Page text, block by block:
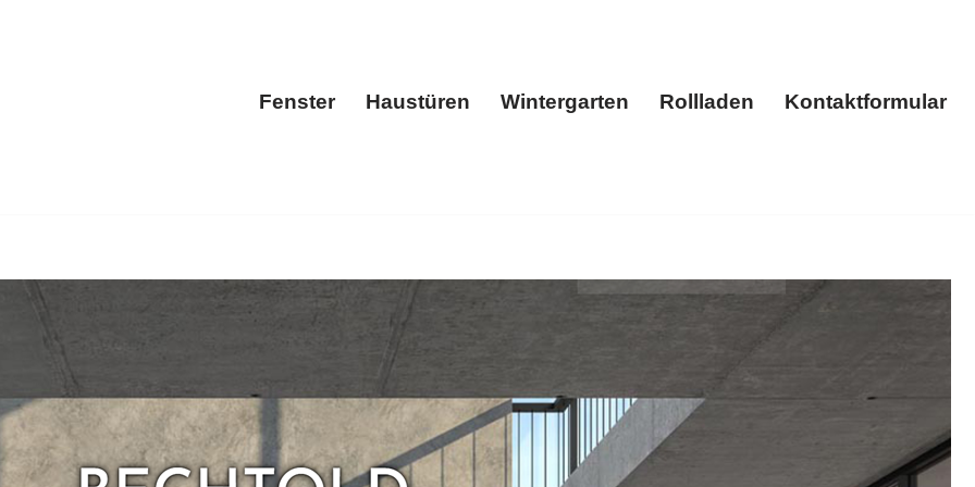
Fenster Haustüren Wintergarten Rollladen Kontaktformular